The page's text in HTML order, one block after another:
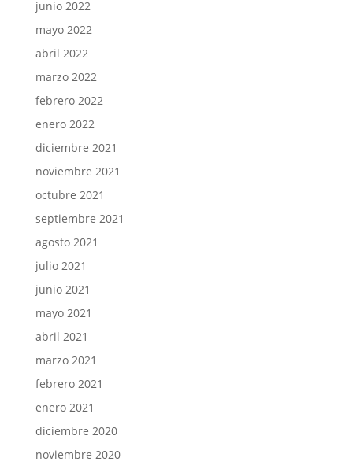
junio 2022
mayo 2022
abril 2022
marzo 2022
febrero 2022
enero 2022
diciembre 2021
noviembre 2021
octubre 2021
septiembre 2021
agosto 2021
julio 2021
junio 2021
mayo 2021
abril 2021
marzo 2021
febrero 2021
enero 2021
diciembre 2020
noviembre 2020